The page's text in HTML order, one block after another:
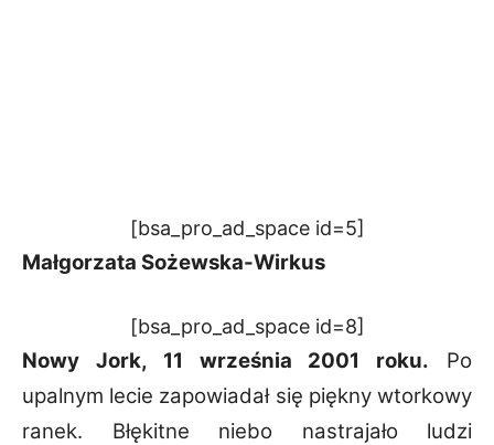
[bsa_pro_ad_space id=5]
Małgorzata Sożewska-Wirkus
[bsa_pro_ad_space id=8]
Nowy Jork, 11 września 2001 roku. Po
upalnym lecie zapowiadał się piękny wtorkowy
ranek. Błękitne niebo nastrajało ludzi